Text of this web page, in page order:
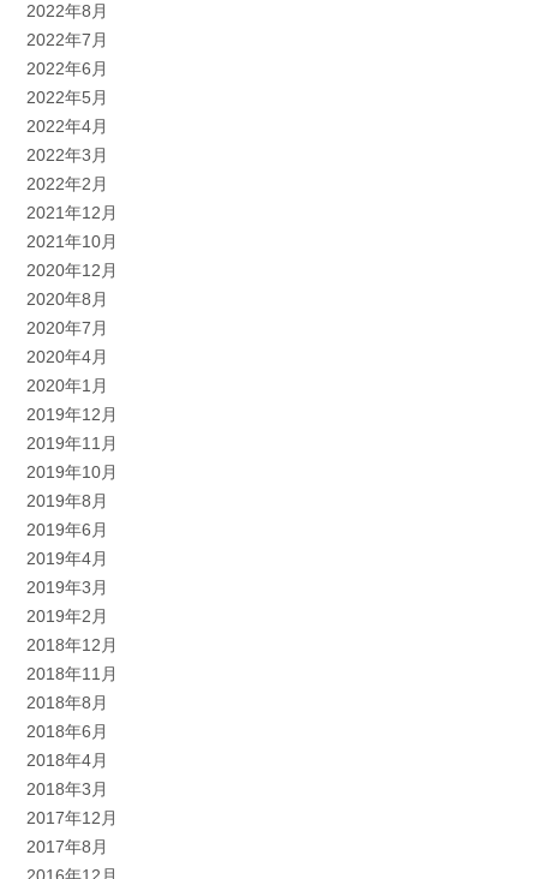
2022年8月
2022年7月
2022年6月
2022年5月
2022年4月
2022年3月
2022年2月
2021年12月
2021年10月
2020年12月
2020年8月
2020年7月
2020年4月
2020年1月
2019年12月
2019年11月
2019年10月
2019年8月
2019年6月
2019年4月
2019年3月
2019年2月
2018年12月
2018年11月
2018年8月
2018年6月
2018年4月
2018年3月
2017年12月
2017年8月